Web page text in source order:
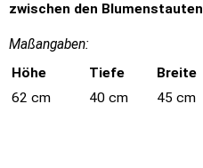
zwischen den Blumenstauten
Maßangaben:
Höhe
Tiefe Breite
62 cm
40 cm 45 cm